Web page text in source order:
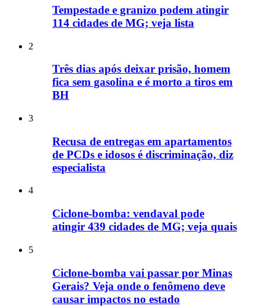
Tempestade e granizo podem atingir
114 cidades de MG; veja lista
2
Três dias após deixar prisão, homem
fica sem gasolina e é morto a tiros em
BH
3
Recusa de entregas em apartamentos
de PCDs e idosos é discriminação, diz
especialista
4
Ciclone-bomba: vendaval pode
atingir 439 cidades de MG; veja quais
5
Ciclone-bomba vai passar por Minas
Gerais? Veja onde o fenômeno deve
causar impactos no estado